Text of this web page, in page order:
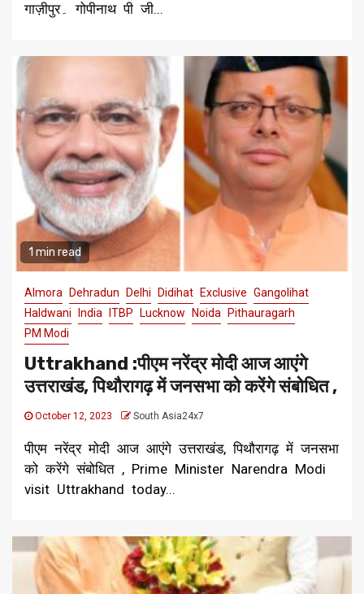
गाज़ीपुर۔ गोपीनाथ पी जी...
1 min read
Almora Dehradun Delhi Didihat Exclusive Gangolihat
Haldwani
India ITBP Lucknow Noida
Pithauragarh
PM Modi
Uttrakhand :पीएम नरेंद्र मोदी आज आएंगे
उत्तराखंड, पिथौरागढ़ में जनसभा को करेंगे संबोधित ,
October 12, 2023 South Asia24x7
पीएम नरेंद्र मोदी आज आएंगे उत्तराखंड, पिथौरागढ़ में जनसभा
को करेंगे संबोधित , Prime Minister Narendra Modi
visit Uttrakhand today...